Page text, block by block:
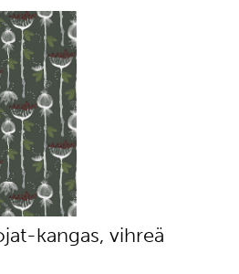
kangas, vihreä